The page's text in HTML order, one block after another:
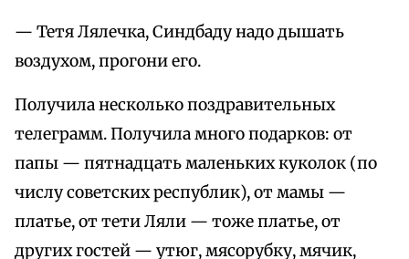
— Тетя Лялечка, Синдбаду надо дышать
воздухом, прогони его.
Получила несколько поздравительных
телеграмм. Получила много подарков: от
папы — пятнадцать маленьких куколок (по
числу советских республик), от мамы —
платье, от тети Ляли — тоже платье, от
других гостей — утюг, мясорубку, мячик,